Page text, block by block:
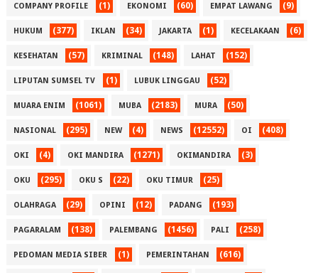
COMPANY PROFILE (1) EKONOMI (60) EMPAT LAWANG (9)
HUKUM (377) IKLAN (34) JAKARTA (1) KECELAKAAN (6)
KESEHATAN (57) KRIMINAL (148) LAHAT (152)
LIPUTAN SUMSEL TV (1) LUBUK LINGGAU (52)
MUARA ENIM (1061) MUBA (2183) MURA (50)
NASIONAL (295) NEW (4) NEWS (12552) OI (408)
OKI (4) OKI MANDIRA (1271) OKIMANDIRA (3)
OKU (295) OKU S (22) OKU TIMUR (25)
OLAHRAGA (29) OPINI (12) PADANG (193)
PAGARALAM (138) PALEMBANG (1456) PALI (258)
PEDOMAN MEDIA SIBER (1) PEMERINTAHAN (616)